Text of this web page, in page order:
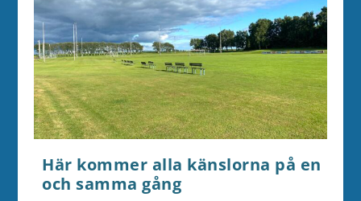
Här kommer alla känslorna på en
och samma gång